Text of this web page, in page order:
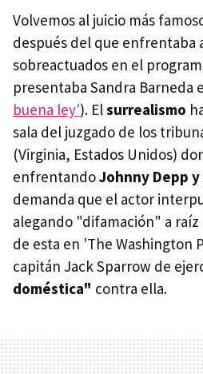
Volvemos al juicio más
después del que enfrentaba
sobreactuados en el
presentaba Sandra Barneda
buena ley'). Elsurrealismo
sala del juzgado de los
(Virginia, Estados Unidos)
enfrentandoJohnny Depp
demanda que el actor
alegando "difamación" a
de esta en 'The Washington
capitán Jack Sparrow de
doméstica" contra ella.